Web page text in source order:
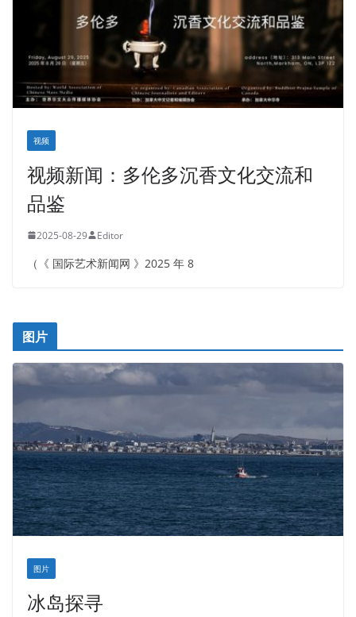
视频
视频新闻：多伦多沉香文化交流和
品鉴
2025-08-29 Editor
（《 国际艺术新闻网 》2025 年 8
图片
图片
冰岛探寻